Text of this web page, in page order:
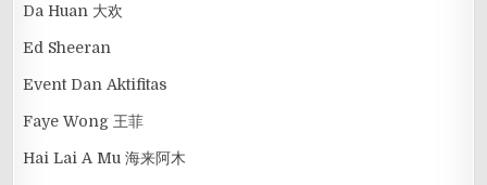
Da Huan 大欢
Ed Sheeran
Event Dan Aktifitas
Faye Wong 王菲
Hai Lai A Mu 海来阿木